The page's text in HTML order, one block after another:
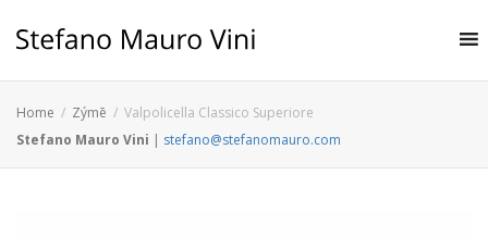
Home Zýmē
Valpolicella Classico Superiore
Stefano Mauro Vini | stefano@stefanomauro.com